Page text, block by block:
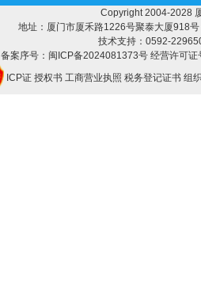
Copyright 2004-2028
地址：厦门市厦禾路1226号聚泰大厦918
技术支持：0592-
备案序号：闽ICP备2024081373号 经营许可
ICP证 授权书 工商营业执照 税务登记证书 组